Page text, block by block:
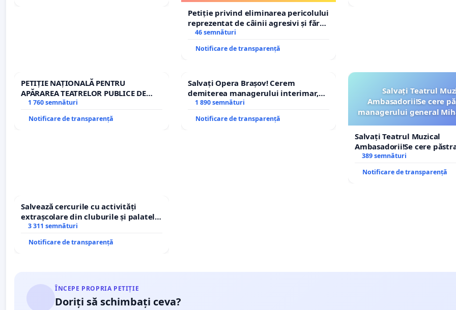
Petiție privind eliminarea pericolului
reprezentat de câinii agresivi și fără
stăpân din comuna Tunari
46 semnături
Notificare de transparență
PETIȚIE NAȚIONALĂ PENTRU
APĂRAREA TEATRELOR PUBLICE DE
REPERTORIU DIN ROMÂNIA
1 760 semnături
Notificare de transparență
Salvați Opera Brașov! Cerem
demiterea managerului interimar,
Petrean Lucian-Marius!
1 890 semnături
Notificare de transparență
Salvați Teatrul
Ambasadorii!Se cere
managerului general
Salvați Teatrul Muzical
Ambasadorii!Se cere
managerului general
389 semnături
Notificare de transparență
Salvează cercurile cu activități
extrașcolare din cluburile și palatele
copiilor
3 311 semnături
Notificare de transparență
ÎNCEPE PROPRIA PETIȚIE
Doriți să schimbați ceva?